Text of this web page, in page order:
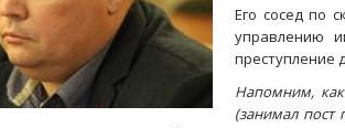
Его сосед по
управлению
преступление
Напомним, как
(занимал пост